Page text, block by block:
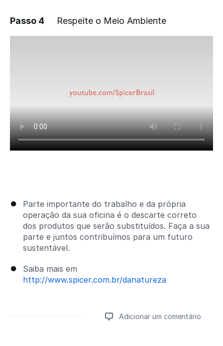
Passo 4 Respeite o Meio Ambiente
Parte importante do trabalho e da própria
operação da sua oficina é o descarte correto
dos produtos que serão substituídos. Faça a sua
parte e juntos contribuímos para um futuro
sustentável.
Saiba mais em
http://www.spicer.com.br/danatureza
Adicionar um comentário